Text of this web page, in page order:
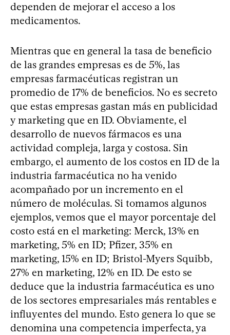
dependen de mejorar el acceso a los
medicamentos.
Mientras que en general la tasa de beneficio
de las grandes empresas es de 5%, las
empresas farmacéuticas registran un
promedio de 17% de beneficios. No es secreto
que estas empresas gastan más en publicidad
y marketing que en ID. Obviamente, el
desarrollo de nuevos fármacos es una
actividad compleja, larga y costosa. Sin
embargo, el aumento de los costos en ID de la
industria farmacéutica no ha venido
acompañado por un incremento en el
número de moléculas. Si tomamos algunos
ejemplos, vemos que el mayor porcentaje del
costo está en el marketing: Merck, 13% en
marketing, 5% en ID; Pfizer, 35% en
marketing, 15% en ID; Bristol-Myers Squibb,
27% en marketing, 12% en ID. De esto se
deduce que la industria farmacéutica es uno
de los sectores empresariales más rentables e
influyentes del mundo. Esto genera lo que se
denomina una competencia imperfecta, ya